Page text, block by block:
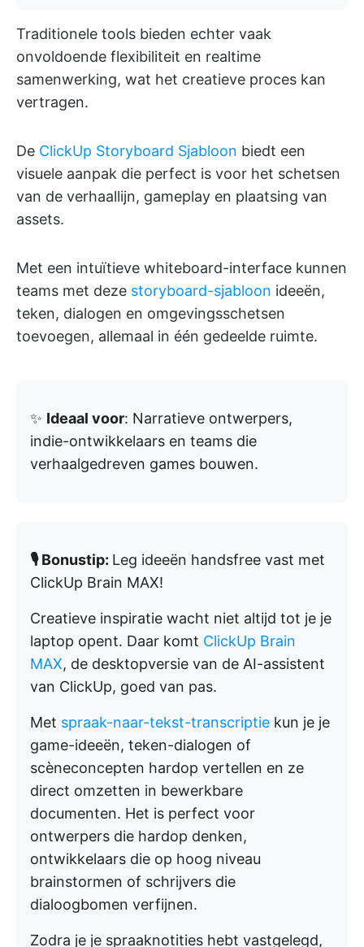
Traditionele tools bieden echter vaak
onvoldoende flexibiliteit en realtime
samenwerking, wat het creatieve proces kan
vertragen.
De ClickUp Storyboard Sjabloon biedt een
visuele aanpak die perfect is voor het schetsen
van de verhaallijn, gameplay en plaatsing van
assets.
Met een intuïtieve whiteboard-interface kunnen
teams met deze storyboard-sjabloon ideeën,
teken, dialogen en omgevingsschetsen
toevoegen, allemaal in één gedeelde ruimte.
✨ Ideaal voor: Narratieve ontwerpers,
indie-ontwikkelaars en teams die
verhaalgedreven games bouwen.
🎙️ Bonustip: Leg ideeën handsfree vast met
ClickUp Brain MAX!
Creatieve inspiratie wacht niet altijd tot je je
laptop opent. Daar komt ClickUp Brain
MAX, de desktopversie van de AI-assistent
van ClickUp, goed van pas.
Met spraak-naar-tekst-transcriptie kun je je
game-ideeën, teken-dialogen of
scèneconcepten hardop vertellen en ze
direct omzetten in bewerkbare
documenten. Het is perfect voor
ontwerpers die hardop denken,
ontwikkelaars die op hoog niveau
brainstormen of schrijvers die
dialoogbomen verfijnen.
Zodra je je spraaknotities hebt vastgelegd,